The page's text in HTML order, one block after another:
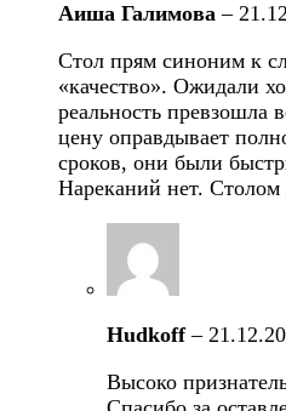
Аиша Галимова–
Стол прям синоним к
«качество». Ожидали
реальность
цену оправдывает
сроков, они были
Нареканий нет. Столом
Hudkoff–
Высоко